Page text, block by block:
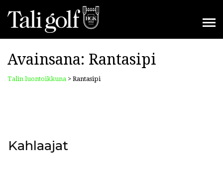
Avainsana: Rantasipi
Talin luontoikkuna > Rantasipi
Kahlaajat